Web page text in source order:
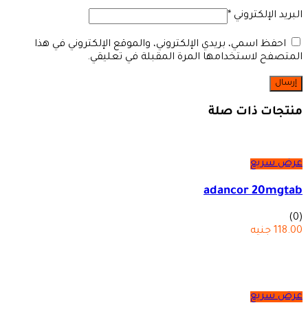
البريد الإلكتروني *
احفظ اسمي، بريدي الإلكتروني، والموقع الإلكتروني في هذا
المتصفح لاستخدامها المرة المقبلة في تعليقي.
منتجات ذات صلة
عرض سريع
adancor 20mgtab
(0)
118.00 جنيه
عرض سريع